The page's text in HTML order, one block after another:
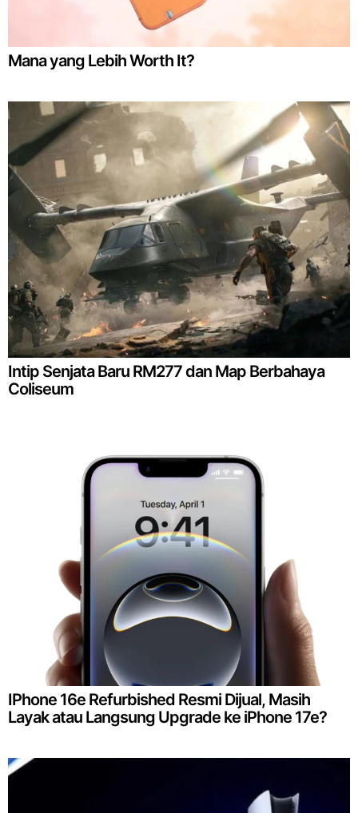
Mana yang Lebih Worth It?
Intip Senjata Baru RM277 dan Map Berbahaya
Coliseum
IPhone 16e Refurbished Resmi Dijual, Masih
Layak atau Langsung Upgrade ke iPhone 17e?